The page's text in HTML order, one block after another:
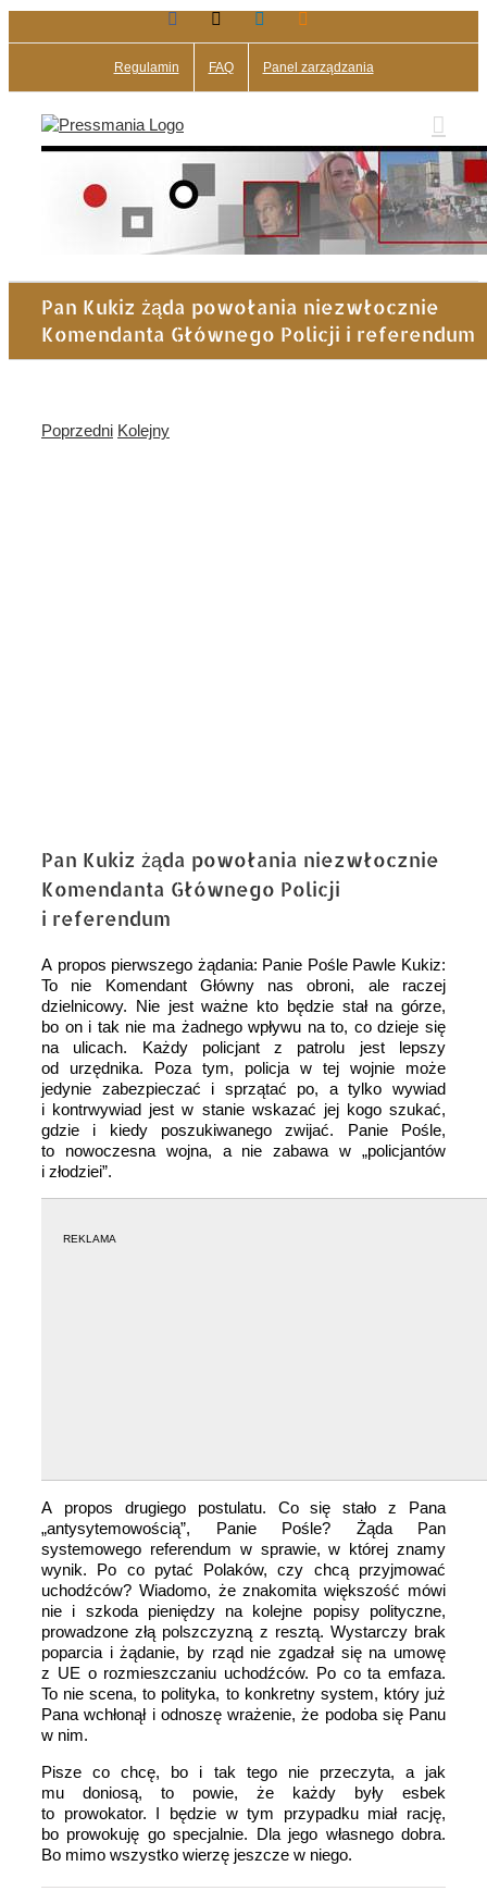
do
Facebook LinkedIn
Regulamin FAQ Panel zarządzania
Pan Kukiz żąda powołania niezwłocznie
Komendanta Głównego Policji i referendum
Poprzedni Kolejny
Pan Kukiz żąda powołania niezwłocznie
Komendanta Głównego Policji
i referendum
A propos pierwszego żądania: Panie Pośle Pawle Kukiz:
To nie Komendant Główny nas obroni, ale raczej
dzielnicowy. Nie jest ważne kto będzie stał na górze,
bo on i tak nie ma żadnego wpływu na to, co dzieje się
na ulicach. Każdy policjant z patrolu jest lepszy
od urzędnika. Poza tym, policja w tej wojnie może
jedynie zabezpieczać i sprzątać po, a tylko wywiad
i kontrwywiad jest w stanie wskazać jej kogo szukać,
gdzie i kiedy poszukiwanego zwijać. Panie Pośle,
to nowoczesna wojna, a nie zabawa w „policjantów
i złodziei”.
REKLAMA
A propos drugiego postulatu. Co się stało z Pana
„antysytemowością”, Panie Pośle? Żąda Pan
systemowego referendum w sprawie, w której znamy
wynik. Po co pytać Polaków, czy chcą przyjmować
uchodźców? Wiadomo, że znakomita większość mówi
nie i szkoda pieniędzy na kolejne popisy polityczne,
prowadzone złą polszczyzną z resztą. Wystarczy brak
poparcia i żądanie, by rząd nie zgadzał się na umowę
z UE o rozmieszczaniu uchodźców. Po co ta emfaza.
To nie scena, to polityka, to konkretny system, który już
Pana wchłonął i odnoszę wrażenie, że podoba się Panu
w nim.
Pisze co chcę, bo i tak tego nie przeczyta, a jak
mu doniosą, to powie, że każdy były esbek
to prowokator. I będzie w tym przypadku miał rację,
bo prowokuję go specjalnie. Dla jego własnego dobra.
Bo mimo wszystko wierzę jeszcze w niego.